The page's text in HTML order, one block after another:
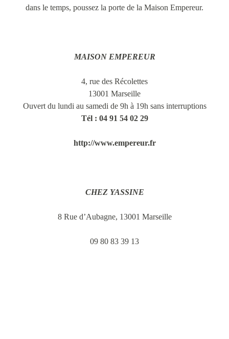
dans le temps, poussez la porte de la Maison Empereur.
MAISON EMPEREUR
4, rue des Récolettes
13001 Marseille
Ouvert du lundi au samedi de 9h à 19h sans interruptions
Tél : 04 91 54 02 29
http://www.empereur.fr
CHEZ YASSINE
8 Rue d’Aubagne, 13001 Marseille
09 80 83 39 13